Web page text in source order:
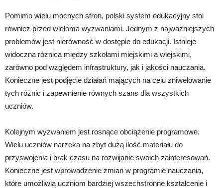
Pomimo wielu mocnych stron, polski system edukacyjny stoi
również przed wieloma wyzwaniami. Jednym z najważniejszych
problemów jest nierówność w dostępie do edukacji. Istnieje
widoczna różnica między szkołami miejskimi a wiejskimi,
zarówno pod względem infrastruktury, jak i jakości nauczania.
Konieczne jest podjęcie działań mających na celu zniwelowanie
tych różnic i zapewnienie równych szans dla wszystkich
uczniów.
Kolejnym wyzwaniem jest rosnące obciążenie programowe.
Wielu uczniów narzeka na zbyt dużą ilość materiału do
przyswojenia i brak czasu na rozwijanie swoich zainteresowań.
Konieczne jest wprowadzenie zmian w programie nauczania,
które umożliwią uczniom bardziej wszechstronne kształcenie i